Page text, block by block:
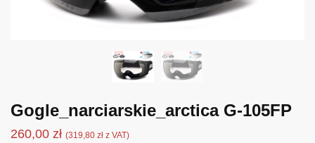
Gogle_narciarskie_arctica G-105FP
260,00 zł (319,80 zł z VAT)